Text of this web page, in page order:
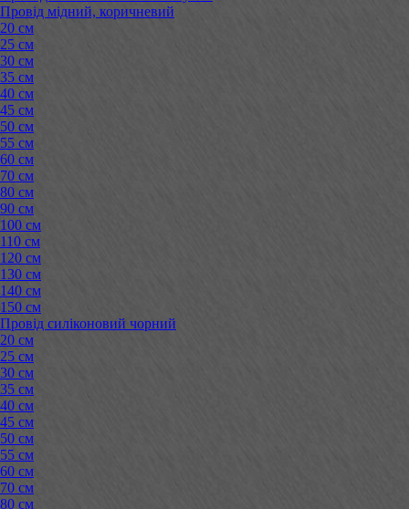
Провід мідний, коричневий
20 см
25 см
30 см
35 см
40 см
45 см
50 см
55 см
60 см
70 см
80 см
90 см
100 см
110 см
120 см
130 см
140 см
150 см
Провід силіконовий чорний
20 см
25 см
30 см
35 см
40 см
45 см
50 см
55 см
60 см
70 см
80 см